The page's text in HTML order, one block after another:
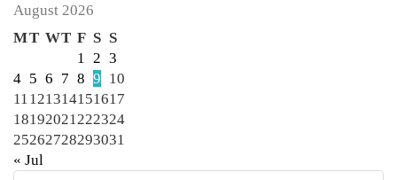
August 2026
MT WT F S S
1
2 3
4 5 6 7 8 9 10
11 121314151617
18192021 222324
25262728293031
« Jul